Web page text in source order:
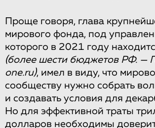
Проще говоря, глава
мирового фонда, под
которого в 2021 году
(более шести бюджетов РФ. —
one.ru), имел в виду, что
сообществу нужно собрать
и создавать условия для
Но для эффективной траты
долларов необходимы